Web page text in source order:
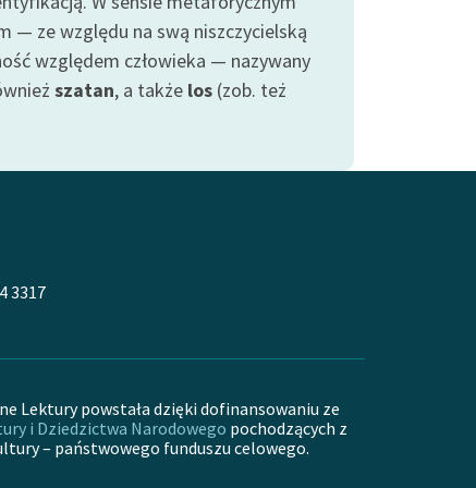
— ze względu na swą niszczycielską
względem człowieka — nazywany
szatan, a także los (zob. też
3317
Lektury powstała dzięki dofinansowaniu ze
i Dziedzictwa Narodowego pochodzących z
– państwowego funduszu celowego.